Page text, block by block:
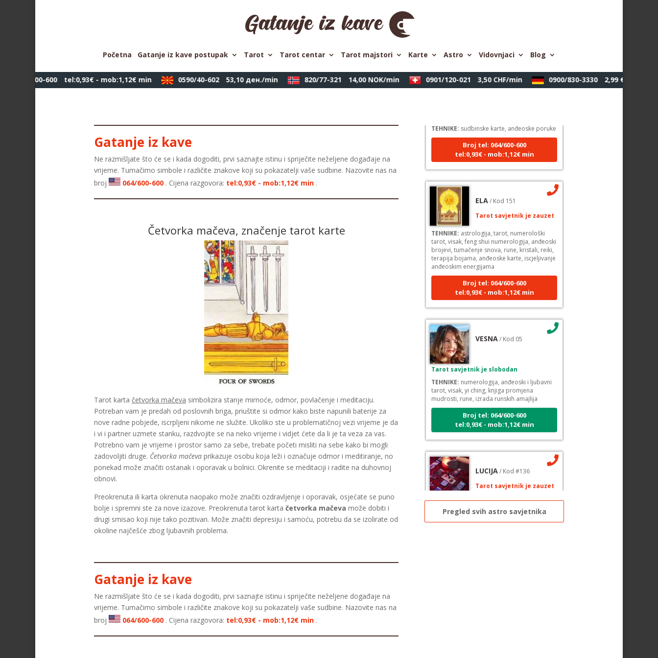
Početna Gatanje iz kave postupak Tarot Tarot centar Tarot majstori Karte Astro Vidovnjaci Blog
064/600-600 tel:0,93€ - mob:1,12€ min 0590/40-602 53,10 ден./min 820/77-321 14,00 NOK/min 0901/120-021 3,50 CHF/min 0900/830-3330 2,99 €/min
Gatanje iz kave
Ne razmišljate što će se i kada dogoditi, prvi saznajte istinu i spriječite neželjene događaje na
vrijeme. Tumačimo simbole i različite znakove koji su pokazatelji vaše sudbine. Nazovite nas na
broj
064/600-600 . Cijena razgovora: tel:0,93€ - mob:1,12€ min .
Četvorka mačeva, značenje tarot karte
Tarot karta četvorka mačeva simbolizira stanje mirnoće, odmor, povlačenje i meditaciju.
Potreban vam je predah od poslovnih briga, priuštite si odmor kako biste napunili baterije za
nove radne pobjede, iscrpljeni nikome ne služite. Ukoliko ste u problematičnoj vezi vrijeme je da
i vi i partner uzmete stanku, razdvojite se na neko vrijeme i vidjet ćete da li je ta veza za vas.
Potrebno vam je vrijeme i prostor samo za sebe, trebate početi misliti na sebe kako bi mogli
zadovoljiti druge. Četvorka mačeva prikazuje osobu koja leži i označuje odmor i meditiranje, no
ponekad može značiti ostanak i oporavak u bolnici. Okrenite se meditaciji i radite na duhovnoj
obnovi.
Preokrenuta ili karta okrenuta naopako može značiti ozdravljenje i oporavak, osjećate se puno
bolje i spremni ste za nove izazove. Preokrenuta tarot karta četvorka mačeva može dobiti i
drugi smisao koji nije tako pozitivan. Može značiti depresiju i samoću, potrebu da se izolirate od
okoline najčešće zbog ljubavnih problema.
Gatanje iz kave
Ne razmišljate što će se i kada dogoditi, prvi saznajte istinu i spriječite neželjene događaje na
vrijeme. Tumačimo simbole i različite znakove koji su pokazatelji vaše sudbine. Nazovite nas na
broj
064/600-600 . Cijena razgovora: tel:0,93€ - mob:1,12€ min .
LUCIJA
Broj tel: 064/600-600
tel:0,93€ - mob:1,12€ min
ELA
Tarot savjetnik je zauzet
TEHNIKE:astrologija, tarot, numerološki
tarot, visak, feng shui numerologija, anđeoski
brojevi, tumačenje snova, rune, kristali, reiki,
terapija bojama, anđeoske karte, iscjeljivanje
anđeoskim energijama
Broj tel: 064/600-600
tel:0,93€ - mob:1,12€ min
VESNA
Tarot savjetnik je slobodan
tarot, visak, yi ching, knjiga promjena
mudrosti, rune, izrada runskih amajlija
Broj tel: 064/600-600
tel:0,93€ - mob:1,12€ min
LUCIJA
Tarot savjetnik je zauzet
TEHNIKE:sudbinske karte, anđeoske poruke
Broj tel: 064/600-600
tel:0,93€ - mob:1,12€ min
Pregled svih astro savjetnika